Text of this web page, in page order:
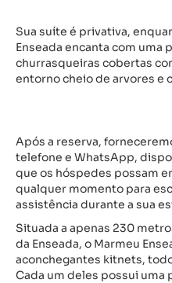
Sua suíte é privativa,
Enseada encanta com uma
churrasqueiras cobertas
entorno cheio de arvores e
Após a reserva,
telefone e WhatsApp,
que os hóspedes possam
qualquer momento para
assistência durante a sua
Situada a apenas 230
da Enseada, o Marmeu
aconchegantes kitnets,
Cada um deles possui uma